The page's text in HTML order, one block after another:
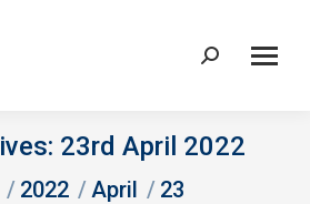
Search:
23rd April 2022
2022 April 23